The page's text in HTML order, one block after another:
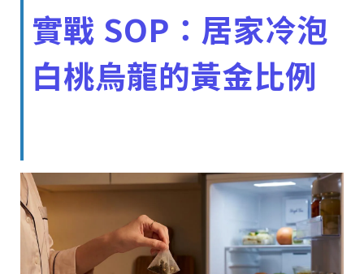
實戰 SOP：居家冷泡
白桃烏龍的黃金比例